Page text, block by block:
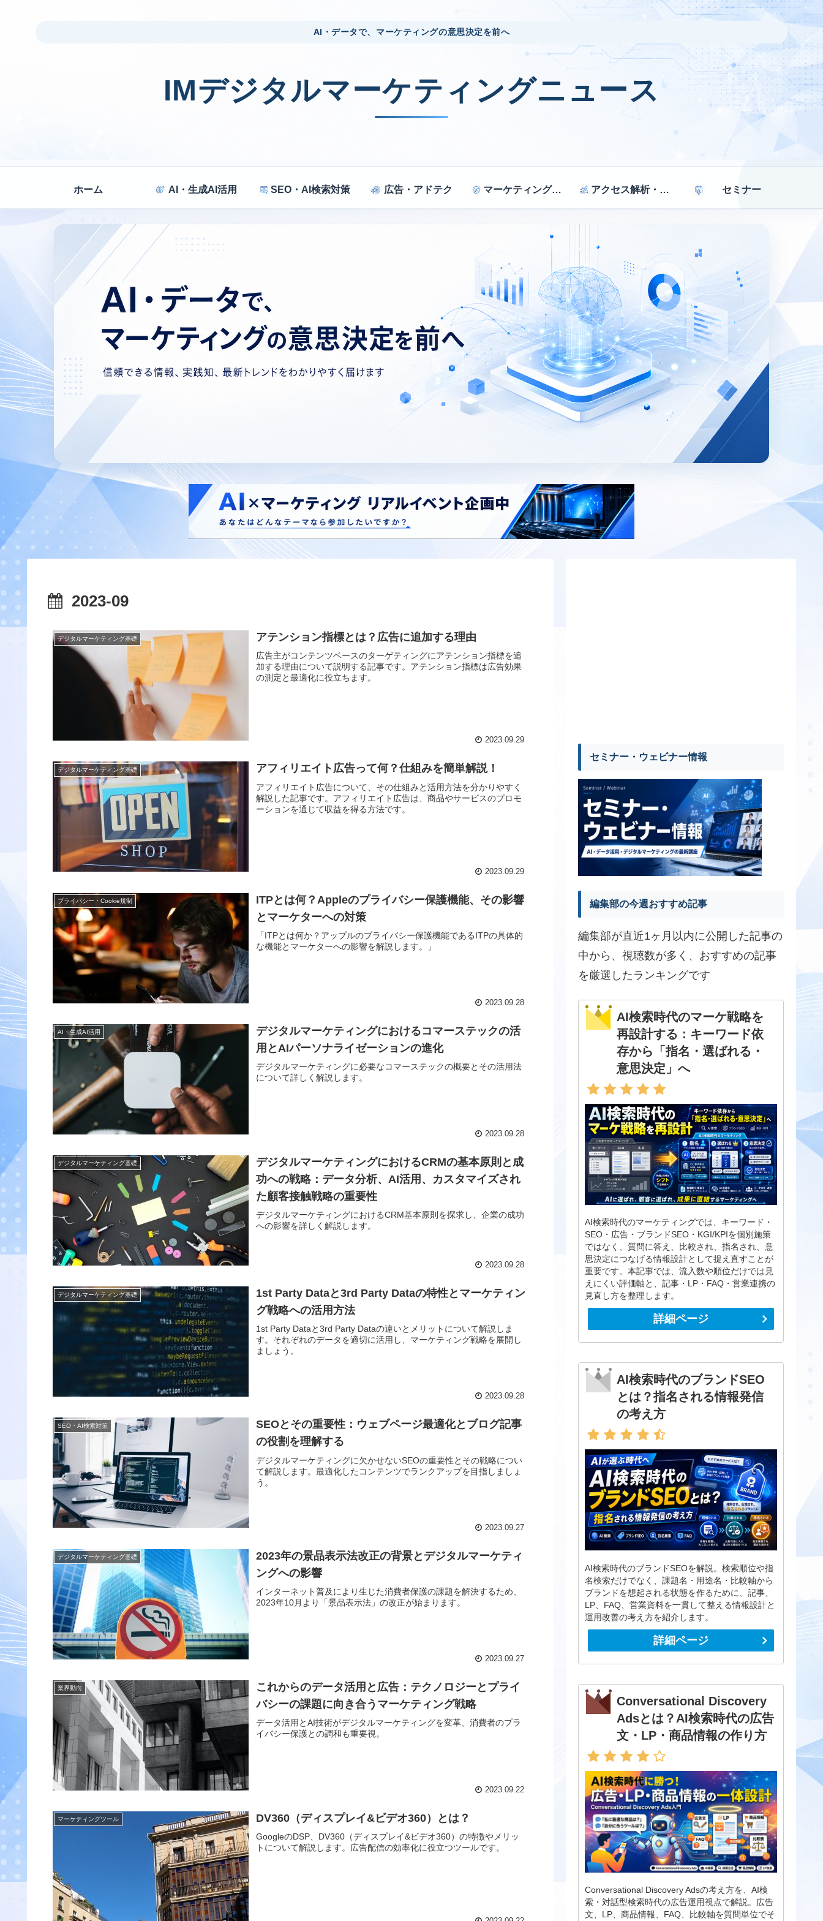
AI・データで、マーケティングの意思決定を前へ
IMデジタルマーケティングニュース
ホーム AI・生成AI活用 SEO・AI検索対策 広告・アドテク マーケティング戦略 アクセス解析・効果測定 セミナー
2023-09
デジタルマーケティング基礎 アテンション指標とは？広告に追加する理由
広告主がコンテンツベースのターゲティングにアテンション指標を追
加する理由について説明する記事です。アテンション指標は広告効果
の測定と最適化に役立ちます。
2023.09.29
デジタルマーケティング基礎 アフィリエイト広告って何？仕組みを簡単解説！
アフィリエイト広告について、その仕組みと活用方法を分かりやすく
解説した記事です。アフィリエイト広告は、商品やサービスのプロモ
ーションを通じて収益を得る方法です。
2023.09.29
プライバシー・Cookie規制
ITPとは何？Appleのプライバシー保護機能、その影響
とマーケターへの対策
「ITPとは何か？アップルのプライバシー保護機能であるITPの具体的
な機能とマーケターへの影響を解説します。」
2023.09.28
AI・生成AI活用
デジタルマーケティングにおけるコマーステックの活
用とAIパーソナライゼーションの進化
デジタルマーケティングに必要なコマーステックの概要とその活用法
について詳しく解説します。
2023.09.28
デジタルマーケティング基礎
デジタルマーケティングにおけるCRMの基本原則と成
功への戦略：データ分析、AI活用、カスタマイズされ
た顧客接触戦略の重要性
デジタルマーケティングにおけるCRM基本原則を探求し、企業の成功
への影響を詳しく解説します。
2023.09.28
デジタルマーケティング基礎
1st Party Dataと3rd Party Dataの特性とマーケティン
グ戦略への活用方法
1st Party Dataと3rd Party Dataの違いとメリットについて解説しま
す。それぞれのデータを適切に活用し、マーケティング戦略を展開し
ましょう。
2023.09.28
SEO・AI検索対策
SEOとその重要性：ウェブページ最適化とブログ記事
の役割を理解する
デジタルマーケティングに欠かせないSEOの重要性とその戦略につい
て解説します。最適化したコンテンツでランクアップを目指しましょ
う。
2023.09.27
デジタルマーケティング基礎
2023年の景品表示法改正の背景とデジタルマーケティ
ングへの影響
インターネット普及により生じた消費者保護の課題を解決するため、
2023年10月より「景品表示法」の改正が始まります。
2023.09.27
業界動向
これからのデータ活用と広告：テクノロジーとプライ
バシーの課題に向き合うマーケティング戦略
データ活用とAI技術がデジタルマーケティングを変革、消費者のプラ
イバシー保護との調和も重要視。
2023.09.22
マーケティングツール DV360（ディスプレイ&ビデオ360）とは？
GoogleのDSP、DV360（ディスプレイ&ビデオ360）の特徴やメリッ
トについて解説します。広告配信の効率化に役立つツールです。
セミナー・ウェビナー情報
編集部の今週おすすめ記事
編集部が直近1ヶ月以内に公開した記事の
中から、視聴数が多く、おすすめの記事
を厳選したランキングです
AI検索時代のマーケ戦略を
再設計する：キーワード依
存から「指名・選ばれる・
意思決定」へ
AI検索時代のマーケティングでは、キーワード・
SEO・広告・ブランドSEO・KGI/KPIを個別施策
ではなく、質問に答え、比較され、指名され、意
思決定につなげる情報設計として捉え直すことが
重要です。本記事では、流入数や順位だけでは見
えにくい評価軸と、記事・LP・FAQ・営業連携の
見直し方を整理します。
詳細ページ
AI検索時代のブランドSEO
とは？指名される情報発信
の考え方
AI検索時代のブランドSEOを解説。検索順位や指
名検索だけでなく、課題名・用途名・比較軸から
ブランドを想起される状態を作るために、記事、
LP、FAQ、営業資料を一貫して整える情報設計と
運用改善の考え方を紹介します。
詳細ページ
Conversational Discovery
Adsとは？AI検索時代の広告
文・LP・商品情報の作り方
Conversational Discovery Adsの考え方を、AI検
索・対話型検索時代の広告運用視点で解説。広告
文、LP、商品情報、FAQ、比較軸を質問単位でそ